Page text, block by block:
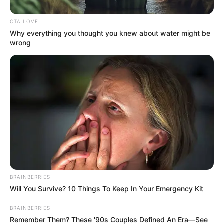
permanecido sin solución.
La llegada del gas
domiciliario representa una alternativa segura y eficiente
la única opción para muchas familias en la región. Esta
transformación no solo facilita la preparación de
alimentos, sino que también reduce los riesgos de
enfermedades respiratorias y otros problemas de salud
asociados al uso de combustibles sólidos.
Incendio forestal deja graves
afectaciones en reserva natural de Murillo
CTA LOVE
Why everything you thought you knew about water might be
wrong
BRAINBERRIES
Will You Survive? 10 Things To Keep In Your Emergency Kit
BRAINBERRIES
Remember Them? These '90s Couples Defined An Era—See